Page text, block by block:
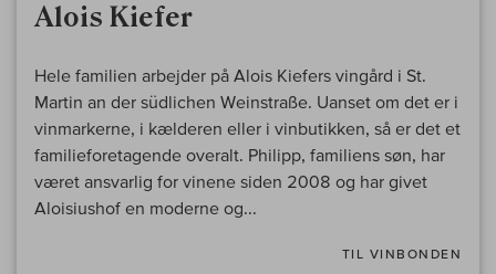
Alois Kiefer
Hele familien arbejder på Alois Kiefers vingård i St.
Martin an der südlichen Weinstraße. Uanset om det er i
vinmarkerne, i kælderen eller i vinbutikken, så er det et
familieforetagende overalt. Philipp, familiens søn, har
været ansvarlig for vinene siden 2008 og har givet
Aloisiushof en moderne og...
TIL VINBONDEN